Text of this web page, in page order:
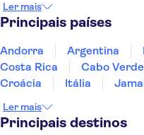
Castelo de Karlštejn
Aquapalace Prague
Cervejaria Pilsner Urquell
Wallenstein Palace
Ler mais
Principais países
Andorra Argentina
Costa Rica
Cabo Verde
Croácia
Itália
Portugal
Singapura
Ler mais
Principais destinos